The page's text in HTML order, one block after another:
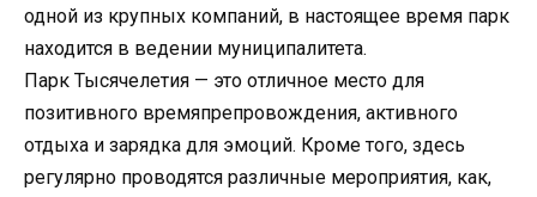
одной из крупных компаний, в настоящее время парк
находится в ведении муниципалитета.
Парк Тысячелетия — это отличное место для
позитивного времяпрепровождения, активного
отдыха и зарядка для эмоций. Кроме того, здесь
регулярно проводятся различные мероприятия, как,